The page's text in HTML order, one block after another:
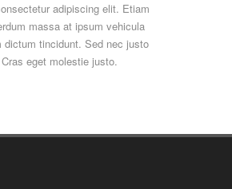
adipiscing elit. Etiam
massa at ipsum vehicula
dictum tincidunt. Sed nec justo
eget molestie justo.